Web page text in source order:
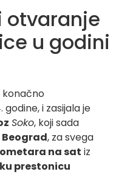
otvaranje
u godini
konačno
i zasijala je
Soko, koji sada
Beograd, za svega
na sat iz
prestonicu